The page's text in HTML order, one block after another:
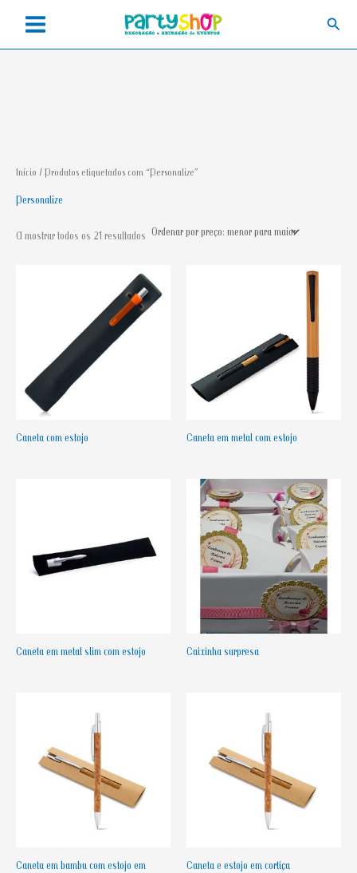
Início / Produtos etiquetados com “Personalize”
Personalize
A mostrar todos os 21 resultados Ordenado
para
maior
Caneta com estojo Caneta em metal com estojo
Caneta em metal slim com estojo Caixinha surpresa
Caneta em bambu com estojo em
Caneta e estojo em cortiça